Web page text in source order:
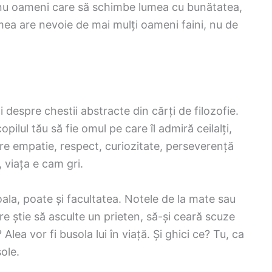
oameni care să schimbe lumea cu bunătatea,
are nevoie de mai mulți oameni faini, nu de
despre chestii abstracte din cărți de filozofie.
tău să fie omul pe care îl admiră ceilalți,
empatie, respect, curiozitate, perseverență
viața e cam gri.
poate și facultatea. Notele de la mate sau
știe să asculte un prieten, să-și ceară scuze
vor fi busola lui în viață. Și ghici ce? Tu, ca